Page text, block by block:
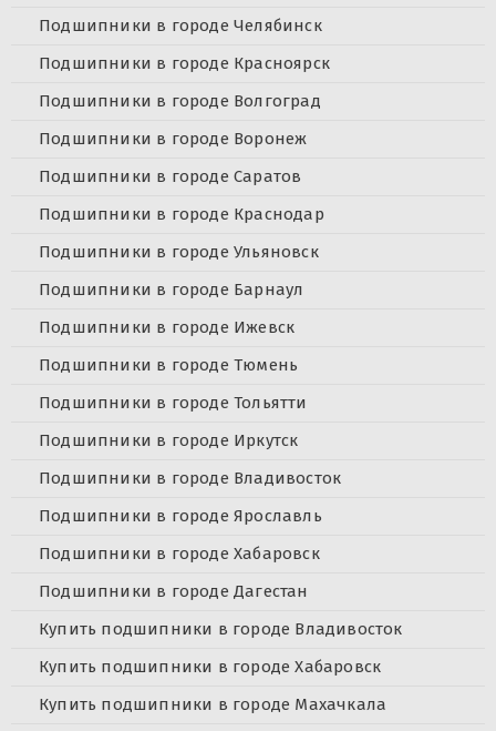
Подшипники в городе Челябинск
Подшипники в городе Красноярск
Подшипники в городе Волгоград
Подшипники в городе Воронеж
Подшипники в городе Саратов
Подшипники в городе Краснодар
Подшипники в городе Ульяновск
Подшипники в городе Барнаул
Подшипники в городе Ижевск
Подшипники в городе Тюмень
Подшипники в городе Тольятти
Подшипники в городе Иркутск
Подшипники в городе Владивосток
Подшипники в городе Ярославль
Подшипники в городе Хабаровск
Подшипники в городе Дагестан
Купить подшипники в городе Владивосток
Купить подшипники в городе Хабаровск
Купить подшипники в городе Махачкала